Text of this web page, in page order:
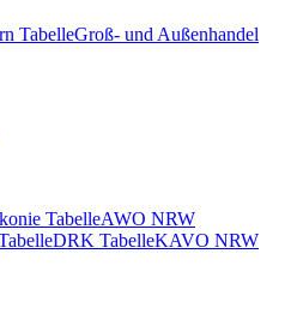
TabelleGroß- und Außenhandel
TabelleAWO NRW
DRK TabelleKAVO NRW